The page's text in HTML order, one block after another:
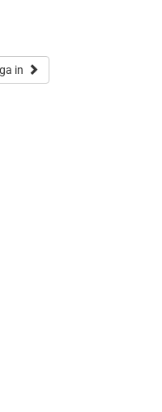
in